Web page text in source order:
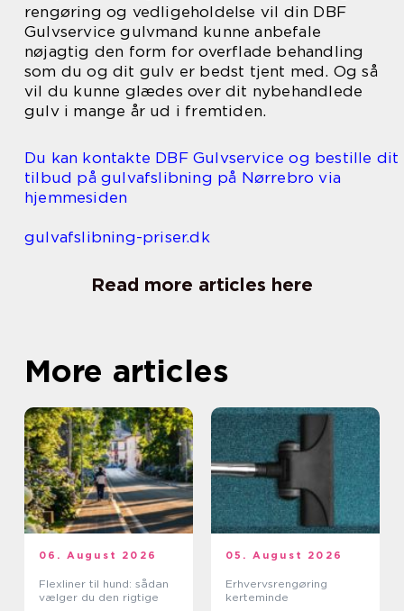
rengøring og vedligeholdelse vil din DBF
Gulvservice gulvmand kunne anbefale
nøjagtig den form for overflade behandling
som du og dit gulv er bedst tjent med. Og så
vil du kunne glædes over dit nybehandlede
gulv i mange år ud i fremtiden.
Du kan kontakte DBF Gulvservice og bestille dit
tilbud på gulvafslibning på Nørrebro via
hjemmesiden
gulvafslibning-priser.dk
Read more articles here
More articles
06. August 2026
Flexliner til hund: sådan
vælger du den rigtige
05. August 2026
Erhvervsrengøring
kerteminde